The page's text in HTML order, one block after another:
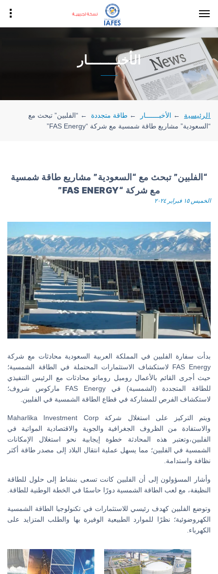
الأخبـــــــار
الرئيسية ← الأخبـــــــار ← طاقة متجددة ← “الفلبين” تبحث مع
“السعودية” مشاريع طاقة شمسية مع شركة “FAS Energy”
“الفلبين” تبحث مع “السعودية” مشاريع طاقة شمسية
مع شركة “FAS ENERGY”
الخميس ١٥ فبراير ٢٠٢٤
بدأت سفارة الفلبين في المملكة العربية السعودية محادثات مع شركة
FAS Energy لاستكشاف الاستثمارات المحتملة في الطاقة الشمسية؛
حيث أجرى القائم بالأعمال روميل روماتو محادثات مع الرئيس التنفيذي
للطاقة المتجددة (الشمسية) في FAS Energy ماركوس شروف؛
لاستكشاف الفرص للمشاركة في قطاع الطاقة الشمسية في الفلبين.
ويتم التركيز على استغلال شركة Maharlika Investment Corp
والاستفادة من الظروف الجغرافية والجوية والاقتصادية المواتية في
الفلبين،وتعتبر هذه المحادثة خطوة إيجابية نحو استغلال الإمكانات
الشمسية في الفلبين؛ مما يسهل عملية انتقال البلاد إلى مصدر طاقة أكثر
نظافة واستدامة.
وأشار المسؤولون إلى أن الفلبين كانت تسعى بنشاط إلى حلول للطاقة
النظيفة، مع لعب الطاقة الشمسية دورًا حاسمًا في الخطة الوطنية للطاقة.
وتوضع الفلبين كهدف رئيسي للاستثمارات في تكنولوجيا الطاقة الشمسية
الكهروضوئية؛ نظرًا للموارد الطبيعية الوفيرة بها والطلب المتزايد على
الكهرباء.